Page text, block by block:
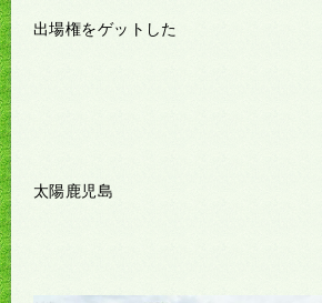
出場権をゲットした
太陽鹿児島